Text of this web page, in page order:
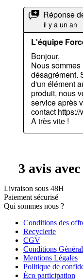
Livraison sous 48H
Paiement sécurisé
Qui sommes nous ?
Conditions des
Recyclerie
CGV
Conditions
Mentions Légales
Politique de
Éco participation